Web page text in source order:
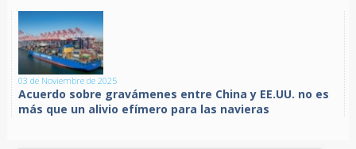
03 de Noviembre de 2025
Acuerdo sobre gravámenes entre China y EE.UU. no es
más que un alivio efímero para las navieras